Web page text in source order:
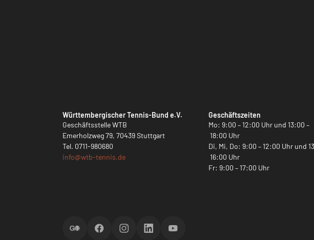
Württembergischer Tennis-Bund e.V.
Geschäftsstelle WTB
Emerholzweg 79, 70439 Stuttgart
Tel. 0711-980680
info@wtb-tennis.de
Geschäftszeiten
Mo: 9:00 – 12:00 Uhr und 13:00 –
18:00 Uhr
Di, Mi, Do: 9:00 – 12:00 Uhr und
16:00 Uhr
Fr: 9:00 – 17:00 Uhr
ScoreGOFacebookInstagramLinkedInYouTube